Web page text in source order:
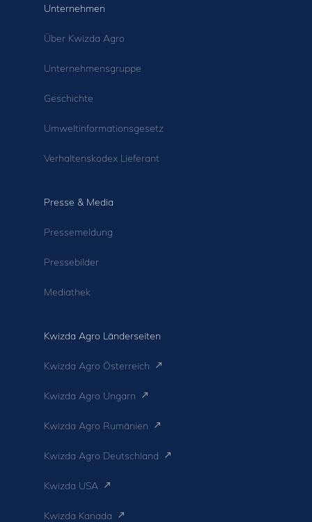
Unternehmen
Über Kwizda Agro
Unternehmensgruppe
Geschichte
Umweltinformationsgesetz
Verhaltenskodex Lieferant
Presse & Media
Pressemeldung
Pressebilder
Mediathek
Kwizda Agro Länderseiten
Kwizda Agro Österreich
Kwizda Agro Ungarn
Kwizda Agro Rumänien
Kwizda Agro Deutschland
Kwizda USA
Kwizda Kanada